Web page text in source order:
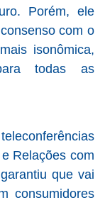
Porém, ele
com o
isonômica,
todas as
Relações com
que vai
consumidores